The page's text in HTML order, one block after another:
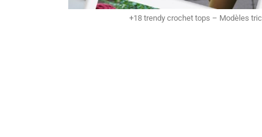
+18 trendy crochet tops – Modèles